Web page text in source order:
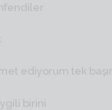
ediyorum tek
birini